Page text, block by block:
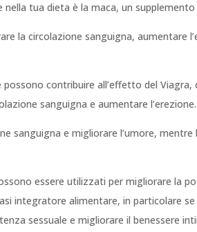
tua dieta è la maca, un
la circolazione sanguigna, aumentare
contribuire all’effetto del Viagra,
sanguigna e aumentare l’erezione.
sanguigna e migliorare l’umore,
essere utilizzati per migliorare la
integratore alimentare, in particolare
sessuale e migliorare il benessere